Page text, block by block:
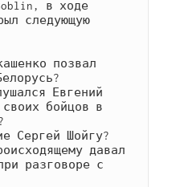
в ходе
следующую
позвал
Евгений
бойцов в
Сергей Шойгу?
давал
разговоре с